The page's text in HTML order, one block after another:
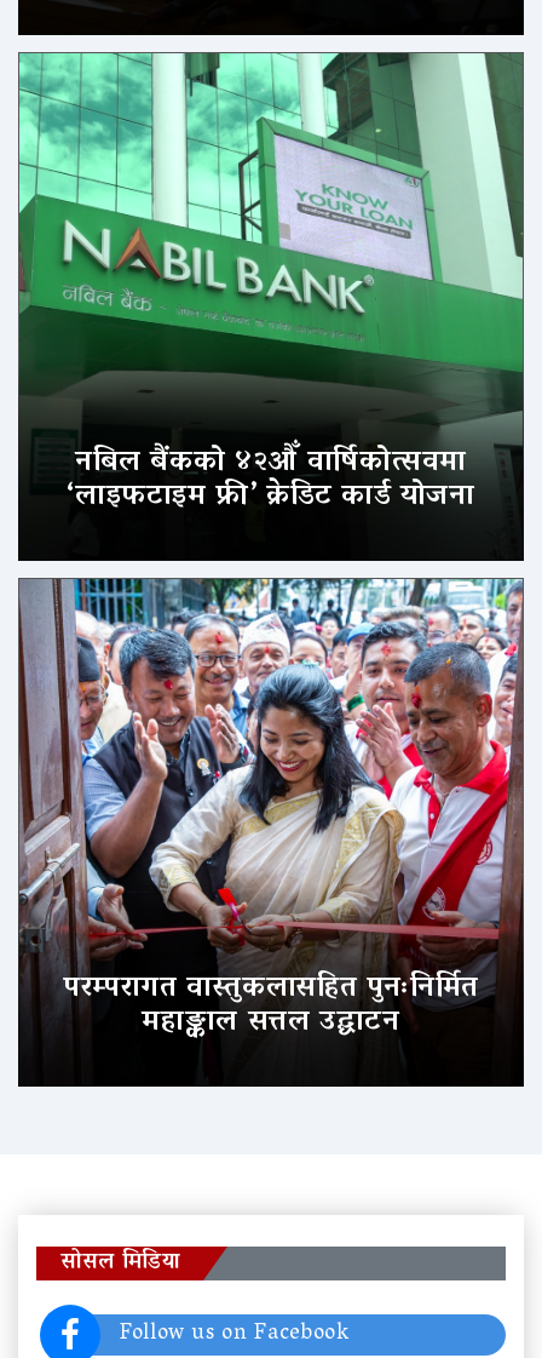
नबिल बैंकको ४२औँ वार्षिकोत्सवमा
‘लाइफटाइम फ्री’ क्रेडिट कार्ड योजना
परम्परागत वास्तुकलासहित पुनःनिर्मित
महाङ्काल सत्तल उद्घाटन
सोसल मिडिया
Follow us on Facebook